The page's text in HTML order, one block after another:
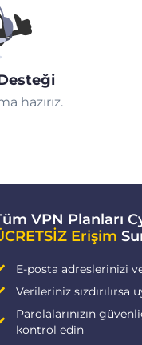
hazırız.
VPN Planları
Erişim
E-posta adreslerinizi
Verileriniz sızdırılırsa
Parolalarınızın
kontrol edin